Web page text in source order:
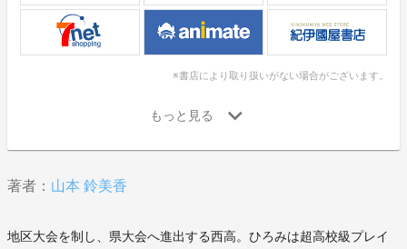
※書店により取り扱いがない場合がございます。
著者： 山本 鈴美香
地区大会を制し、県大会へ進出する西高。ひろみは超高校級プレイ